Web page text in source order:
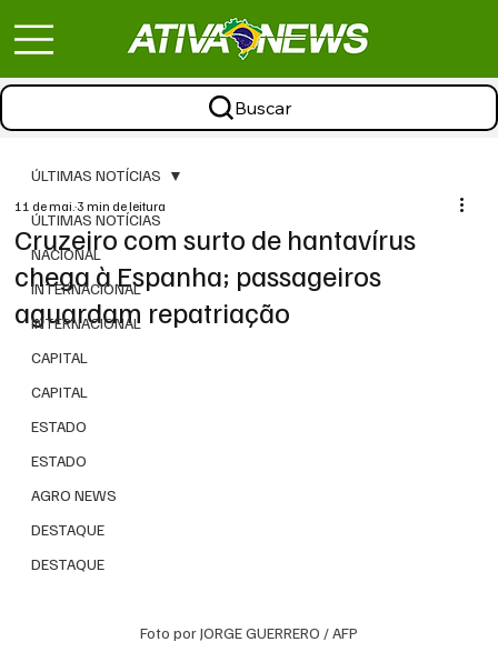
Buscar
ÚLTIMAS NOTÍCIAS
NACIONAL
INTERNACIONAL
INTERNACIONAL
CAPITAL
CAPITAL
ESTADO
ESTADO
AGRO NEWS
DESTAQUE
DESTAQUE
ÚLTIMAS NOTÍCIAS
Cruzeiro com surto de hantavírus
chega à Espanha; passageiros
aguardam repatriação
11 de mai.3 min de leitura
Foto por JORGE GUERRERO / AFP